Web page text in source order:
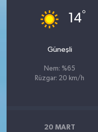
14°
Güneşli
Nem: %65
Rüzgar: 20 km/h
20 MART